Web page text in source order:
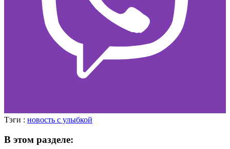
Тэги : новость с улыбкой
В этом разделе: